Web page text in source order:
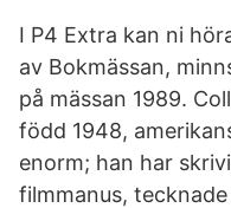
I P4 Extra kan ni
av Bokmässan,
på mässan 1989.
född 1948,
enorm; han har
filmmanus,